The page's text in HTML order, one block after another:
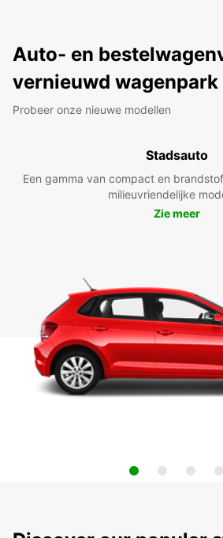
Auto- en
vernieuwd wagenpark
Probeer onze nieuwe modellen
Stadsauto
Een gamma van compact en
milieuvriendelijke
Zie meer